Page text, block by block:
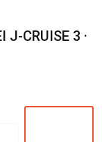
J-CRUISE 3 ·